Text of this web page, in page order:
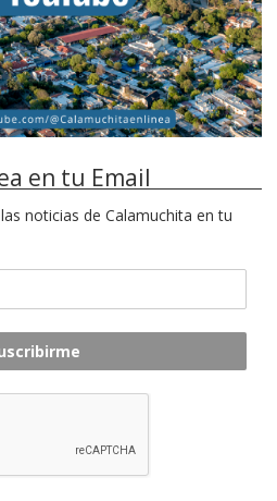
en tu Email
noticias de Calamuchita en tu